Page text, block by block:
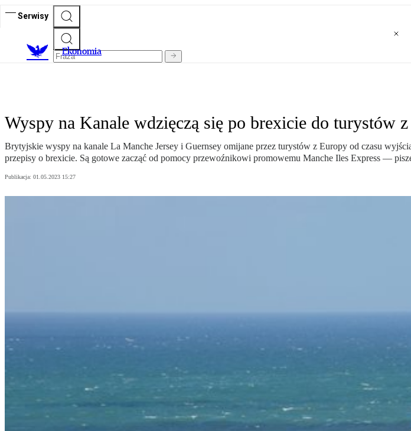
Serwisy
Ekonomia
Wyspy na Kanale wdzięczą się po brexicie do turystów
Brytyjskie wyspy na kanale La Manche Jersey i Guernsey omijane przez turystów z Europy od czasu
przepisy o brexicie. Są gotowe zacząć od pomocy przewoźnikowi promowemu Manche Iles Express —
Publikacja: 01.05.2023 15:27